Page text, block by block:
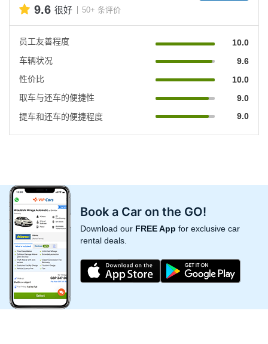
9.6 很好 50+ 条评价
员工友善程度
10.0
车辆状况
9.6
性价比
10.0
取车与还车的便捷性
9.0
提车和还车的便捷程度
9.0
Book a Car on the GO!
Download our FREE App for exclusive car
rental deals.